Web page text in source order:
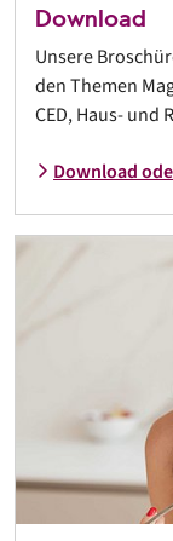
Download
Unsere
den Themen
CED, Haus- und
Download